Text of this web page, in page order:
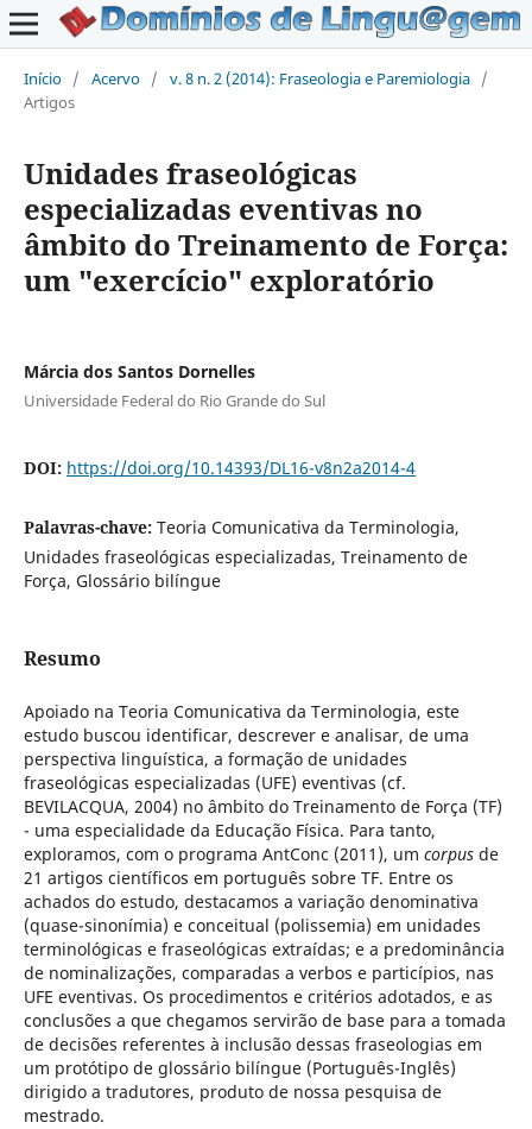
Início / Acervo / v. 8 n. 2 (2014): Fraseologia e Paremiologia /
Artigos
Unidades fraseológicas
especializadas eventivas no
âmbito do Treinamento de Força:
um "exercício" exploratório
Márcia dos Santos Dornelles
Universidade Federal do Rio Grande do Sul
DOI: https://doi.org/10.14393/DL16-v8n2a2014-4
Palavras-chave: Teoria Comunicativa da Terminologia,
Unidades fraseológicas especializadas, Treinamento de
Força, Glossário bilíngue
Resumo
Apoiado na Teoria Comunicativa da Terminologia, este
estudo buscou identificar, descrever e analisar, de uma
perspectiva linguística, a formação de unidades
fraseológicas especializadas (UFE) eventivas (cf.
BEVILACQUA, 2004) no âmbito do Treinamento de Força (TF)
- uma especialidade da Educação Física. Para tanto,
exploramos, com o programa AntConc (2011), um corpusde
21 artigos científicos em português sobre TF. Entre os
achados do estudo, destacamos a variação denominativa
(quase-sinonímia) e conceitual (polissemia) em unidades
terminológicas e fraseológicas extraídas; e a predominância
de nominalizações, comparadas a verbos e particípios, nas
UFE eventivas. Os procedimentos e critérios adotados, e as
conclusões a que chegamos servirão de base para a tomada
de decisões referentes à inclusão dessas fraseologias em
um protótipo de glossário bilíngue (Português-Inglês)
dirigido a tradutores, produto de nossa pesquisa de
mestrado.